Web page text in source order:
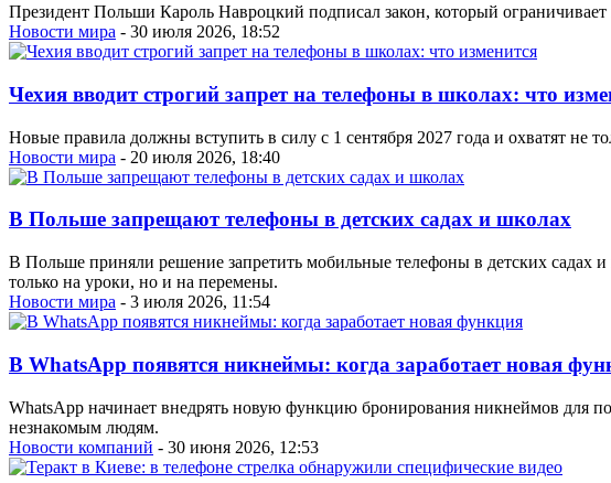
Президент Польши Кароль Навроцкий подписал закон, который
Новости мира - 30 июля 2026, 18:52
Чехия вводит строгий запрет на телефоны в школах: что
Новые правила должны вступить в силу с 1 сентября 2027 года и охватят не
Новости мира - 20 июля 2026, 18:40
В Польше запрещают телефоны в детских садах и школах
В Польше приняли решение запретить мобильные телефоны в детских садах и
только на уроки, но и на перемены.
Новости мира - 3 июля 2026, 11:54
В WhatsApp появятся никнеймы: когда заработает новая
WhatsApp начинает внедрять новую функцию бронирования никнеймов для
незнакомым людям.
Новости компаний - 30 июня 2026, 12:53